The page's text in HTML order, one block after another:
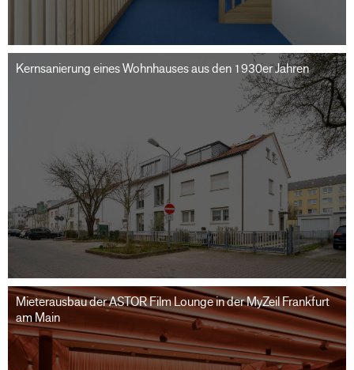
Kernsanierung eines Wohnhauses aus den 1930er Jahren
Mieterausbau der ASTOR Film Lounge in der MyZeil Frankfurt
am Main